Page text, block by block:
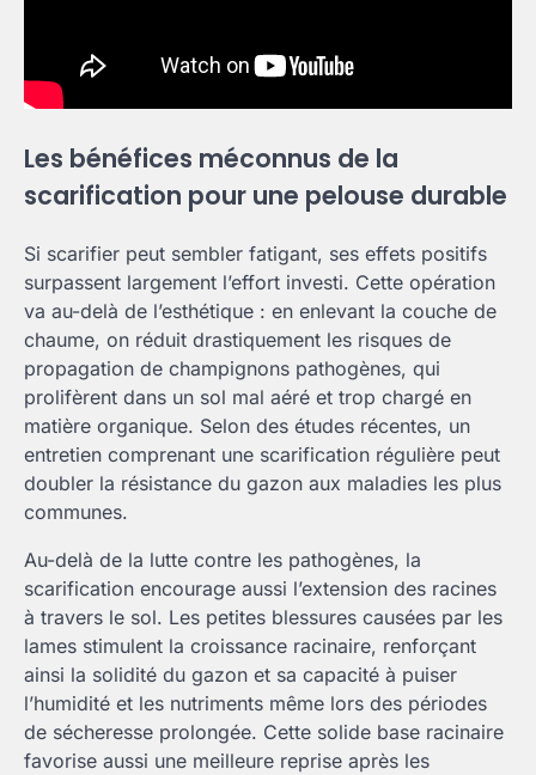
Les bénéfices méconnus de la
scarification pour une pelouse durable
Si scarifier peut sembler fatigant, ses effets positifs
surpassent largement l’effort investi. Cette opération
va au-delà de l’esthétique : en enlevant la couche de
chaume, on réduit drastiquement les risques de
propagation de champignons pathogènes, qui
prolifèrent dans un sol mal aéré et trop chargé en
matière organique. Selon des études récentes, un
entretien comprenant une scarification régulière peut
doubler la résistance du gazon aux maladies les plus
communes.
Au-delà de la lutte contre les pathogènes, la
scarification encourage aussi l’extension des racines
à travers le sol. Les petites blessures causées par les
lames stimulent la croissance racinaire, renforçant
ainsi la solidité du gazon et sa capacité à puiser
l’humidité et les nutriments même lors des périodes
de sécheresse prolongée. Cette solide base racinaire
favorise aussi une meilleure reprise après les